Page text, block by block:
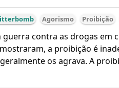
Agorismo Proibição
contra as drogas em
a proibição é
os agrava. A